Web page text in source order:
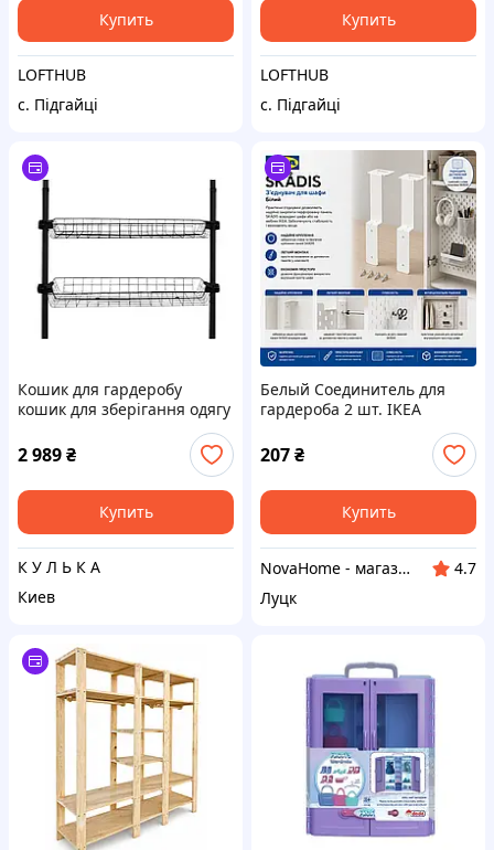
Купить
LOFTHUB
с. Підгайці
Купить
LOFTHUB
с. Підгайці
Кошик для гардеробу
кошик для зберігання одягу
2 989₴
Купить
К У Л Ь К А
Киев
Белый Соединитель для
гардероба 2 шт. IKEA
207₴
Купить
NovaHome - магазин товарів для дому і не тільки
4.7
Луцк